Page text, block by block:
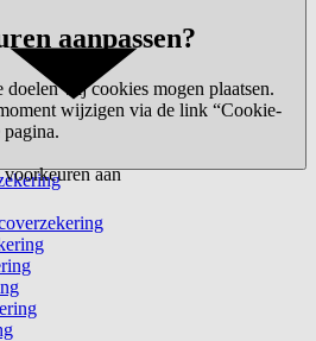
aanpassen?
wij cookies mogen plaatsen.
wijzigen via de link “Cookie-
voorkeuren aan